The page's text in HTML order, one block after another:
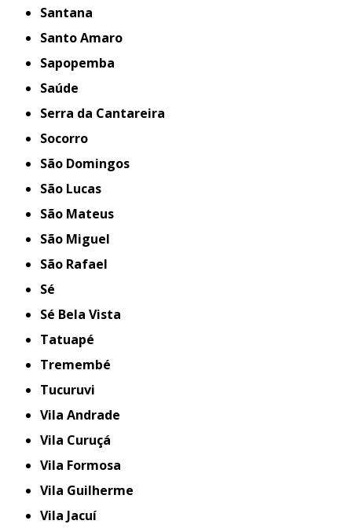
Santana
Santo Amaro
Sapopemba
Saúde
Serra da Cantareira
Socorro
São Domingos
São Lucas
São Mateus
São Miguel
São Rafael
Sé
Sé Bela Vista
Tatuapé
Tremembé
Tucuruvi
Vila Andrade
Vila Curuçá
Vila Formosa
Vila Guilherme
Vila Jacuí